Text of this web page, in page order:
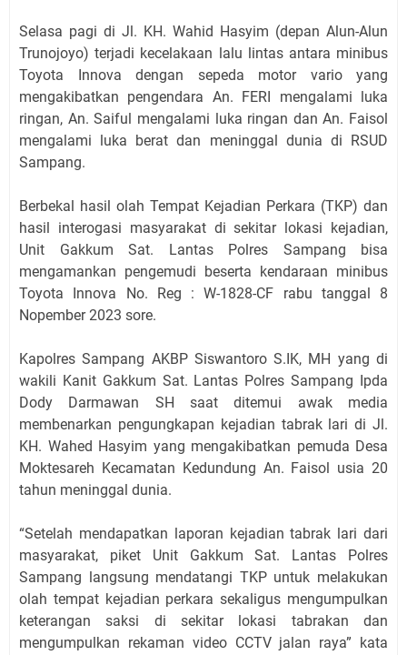
Selasa pagi di Jl. KH. Wahid Hasyim (depan Alun-Alun
Trunojoyo) terjadi kecelakaan lalu lintas antara minibus
Toyota Innova dengan sepeda motor vario yang
mengakibatkan pengendara An. FERI mengalami luka
ringan, An. Saiful mengalami luka ringan dan An. Faisol
mengalami luka berat dan meninggal dunia di RSUD
Sampang.
Berbekal hasil olah Tempat Kejadian Perkara (TKP) dan
hasil interogasi masyarakat di sekitar lokasi kejadian,
Unit Gakkum Sat. Lantas Polres Sampang bisa
mengamankan pengemudi beserta kendaraan minibus
Toyota Innova No. Reg : W-1828-CF rabu tanggal 8
Nopember 2023 sore.
Kapolres Sampang AKBP Siswantoro S.IK, MH yang di
wakili Kanit Gakkum Sat. Lantas Polres Sampang Ipda
Dody Darmawan SH saat ditemui awak media
membenarkan pengungkapan kejadian tabrak lari di Jl.
KH. Wahed Hasyim yang mengakibatkan pemuda Desa
Moktesareh Kecamatan Kedundung An. Faisol usia 20
tahun meninggal dunia.
“Setelah mendapatkan laporan kejadian tabrak lari dari
masyarakat, piket Unit Gakkum Sat. Lantas Polres
Sampang langsung mendatangi TKP untuk melakukan
olah tempat kejadian perkara sekaligus mengumpulkan
keterangan saksi di sekitar lokasi tabrakan dan
mengumpulkan rekaman video CCTV jalan raya” kata